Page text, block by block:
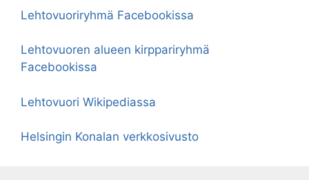
Lehtovuoriryhmä Facebookissa
Lehtovuoren alueen kirppariryhmä
Facebookissa
Lehtovuori Wikipediassa
Helsingin Konalan verkkosivusto